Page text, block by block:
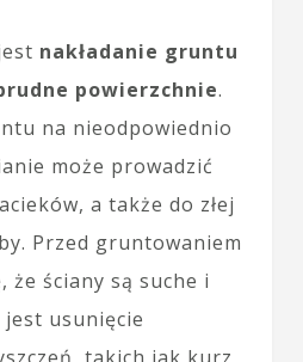
nakładanie gruntu
powierzchnie.
na nieodpowiednio
może prowadzić
a także do złej
Przed gruntowaniem
ściany są suche i
jest usunięcie